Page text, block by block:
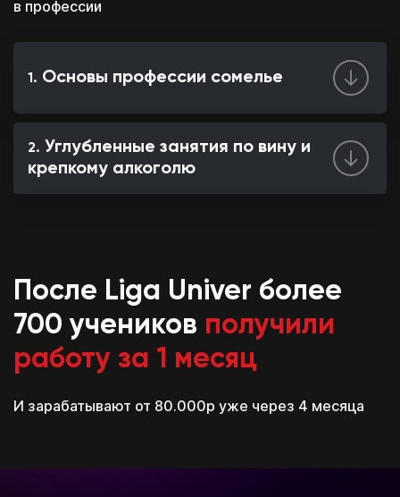
в профессии
Основы профессии сомелье
Углубленные занятия по вину и
крепкому алкоголю
После Liga Univer более
700 учеников получили
работу за 1 месяц
И зарабатывают от 80.000р уже через 4 месяца